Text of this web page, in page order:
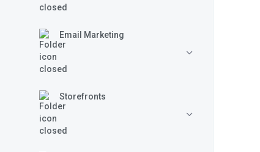
Email Marketing
Storefronts